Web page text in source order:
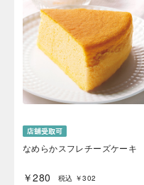
なめらかスフレチーズケーキ
￥280 税込 ￥302